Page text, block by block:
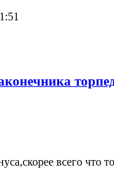
всего что